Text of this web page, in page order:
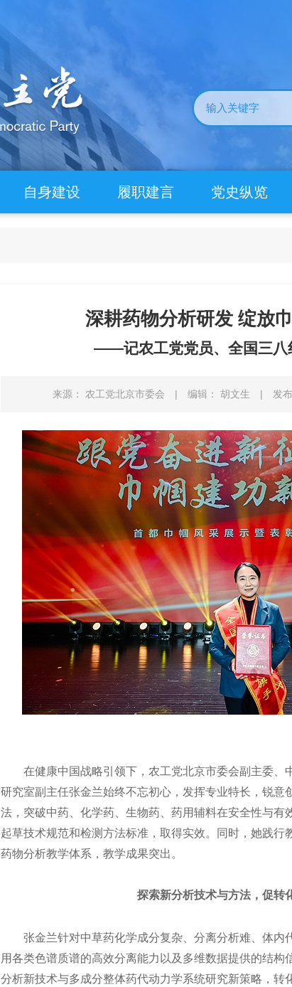
自身建设 履职建言 党史纵览
深耕药物分析研发 绽放
——记农工党党员、全国三八
来源： 农工党北京市委会 | 编辑： 胡文生 | 发
在健康中国战略引领下，农工党北京市委会副主委、
研究室副主任张金兰始终不忘初心，发挥专业特长，锐意
法，突破中药、化学药、生物药、药用辅料在安全性与有
起草技术规范和检测方法标准，取得实效。同时，她践行
药物分析教学体系，教学成果突出。
探索新分析技术与方法，促转
张金兰针对中草药化学成分复杂、分离分析难、体内
用各类色谱质谱的高效分离能力以及多维数据提供的结构
分析新技术与多成分整体药代动力学系统研究新策略，转